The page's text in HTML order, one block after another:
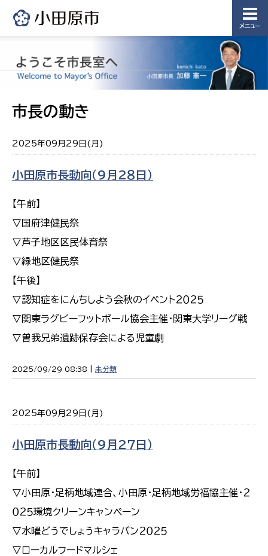
メニュー
市長の動き
2025年09月29日(月)
小田原市長動向（９月２８日）
【午前】
▽国府津健民祭
▽芦子地区区民体育祭
▽緑地区健民祭
【午後】
▽認知症をにんちしよう会秋のイベント２０２５
▽関東ラグビーフットボール協会主催・関東大学リーグ戦
▽曽我兄弟遺跡保存会による児童劇
2025/09/29 08:38 | 未分類
2025年09月29日(月)
小田原市長動向（９月２７日）
【午前】
▽小田原・足柄地域連合、小田原・足柄地域労福協主催・２
０２５環境クリーンキャンペーン
▽水曜どうでしょうキャラバン２０２５
▽ローカルフードマルシェ